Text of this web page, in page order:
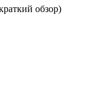
обзор)